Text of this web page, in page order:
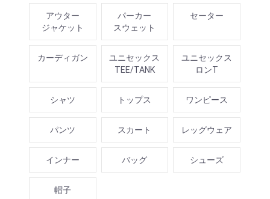
アウター
ジャケット
パーカー
スウェット
セーター
カーディガン
ユニセックス
TEE/TANK
ユニセックス
ロンT
シャツ トップス ワンピース
パンツ スカート レッグウェア
インナー バッグ シューズ
帽子